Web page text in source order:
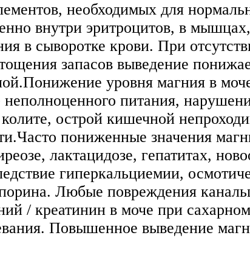
необходимых для
внутри эритроцитов, в
в сыворотке крови. При
запасов выведение
уровня магния в
питания,
острой кишечной
пониженные значения
лактацидозе, гепатитах,
гиперкальциемии,
Любые повреждения
/ креатинин в моче при
Повышенное выведение